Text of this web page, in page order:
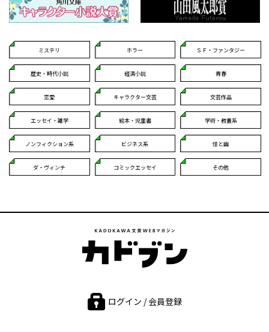
ミステリ ホラー ＳＦ・ファンタジー
歴史・時代小説 経済小説 青春
恋愛 キャラクター文芸 文芸作品
エッセイ・雑学 絵本・児童書 学術・教養系
ノンフィクション系 ビジネス系 怪と幽
ダ・ヴィンチ コミックエッセイ その他
ログイン / 会員登録